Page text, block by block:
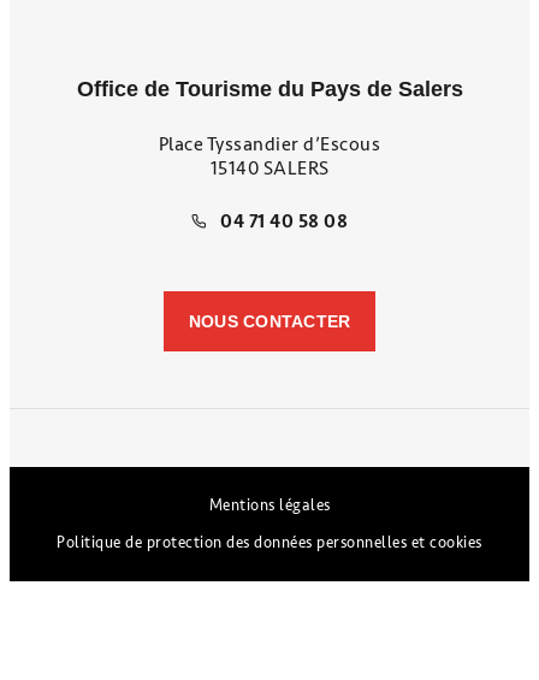
Office de Tourisme du Pays de Salers
Place Tyssandier d’Escous
15140 SALERS
04 71 40 58 08
NOUS CONTACTER
Mentions légales
Politique de protection des données personnelles et cookies